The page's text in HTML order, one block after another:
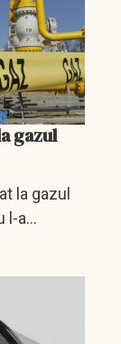
gazul
la gazul
l-a